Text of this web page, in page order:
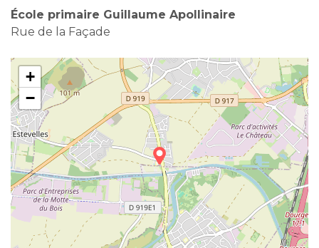
École primaire Guillaume Apollinaire
Rue de la Façade
+
−